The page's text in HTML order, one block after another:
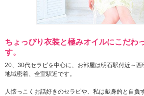
ちょっぴり衣装と極みオイルにこだわ
す。
20、30代セラピを中心に、お部屋は明石駅付近～西
地域密着、全室駅近です。
人懐っこくお話好きのセラピや、私は献身的と自負